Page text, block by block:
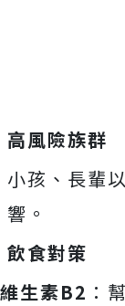
高風險族群
小孩、長輩
響。
飲食對策
維生素B2 ：